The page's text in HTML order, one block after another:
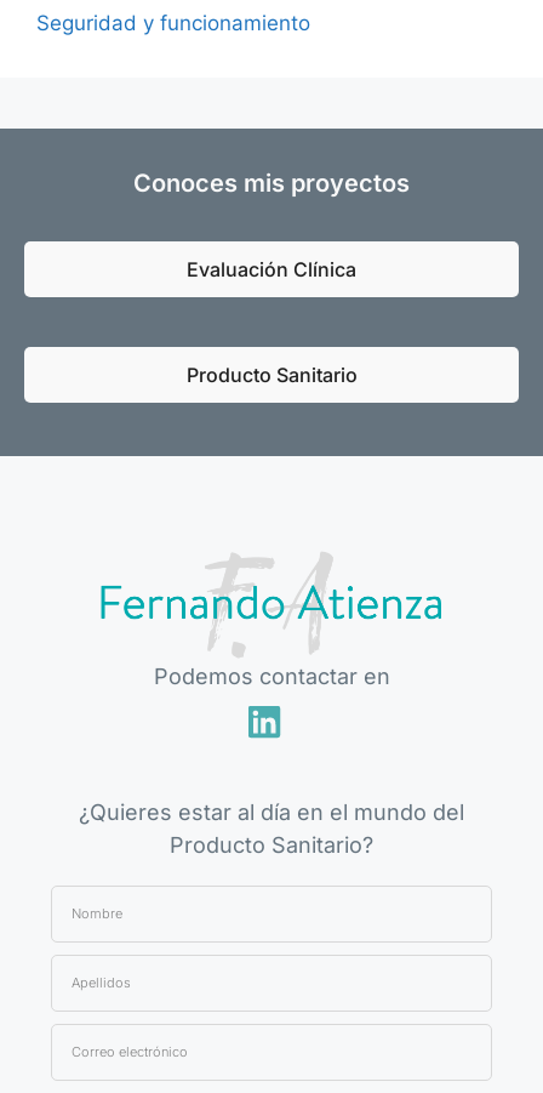
Seguridad y funcionamiento
Conoces mis proyectos
Evaluación Clínica
Producto Sanitario
Podemos contactar en
¿Quieres estar al día en el mundo del
Producto Sanitario?